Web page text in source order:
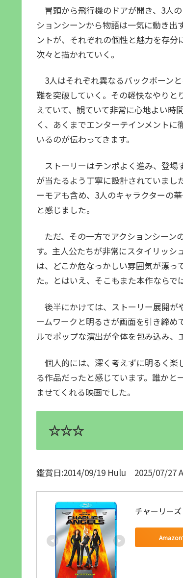
冒頭から飛行機のドアが開き、3人
ションシーンから物語は一気に動き出
ントが、それぞれの個性と魅力を存
次々と描かれていく。
3人はそれぞれ異なるバックボーン
難を突破していく。その軽快なやり
えていて、観ていて非常に心地よい
く、あくまでエンターテインメント
いるのが伝わってきます。
ストーリーはテンポよく進み、登場
が当たるよう丁寧に設計されていま
ーモアも含め、3人のキャラクターの
と感じました。
ただ、その一方でアクションシーン
す。主人公たちが非常にスタイリッシ
は、どこか危なっかしい雰囲気が漂
た。とはいえ、そこもまた本作ならで
後半にかけては、ストーリー展開が
ームワークと明るさが画面を引き締
ルでポップな演出が全体を包み込み、
個人的には、深く考えずに明るく楽
る作品だったと感じています。誰か
ませてくれる映画でした。
☆☆☆
鑑賞日:2014/09/19 Hulu 2025/07/27
チャーリー
Amazon